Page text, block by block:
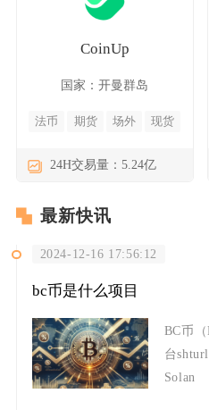
CoinUp
国家：开曼群岛
法币 期货 场外 现货
24H交易量：5.24亿
最新快讯
2024-12-16 17:56:12
bc币是什么项目
BC币
台
Solan